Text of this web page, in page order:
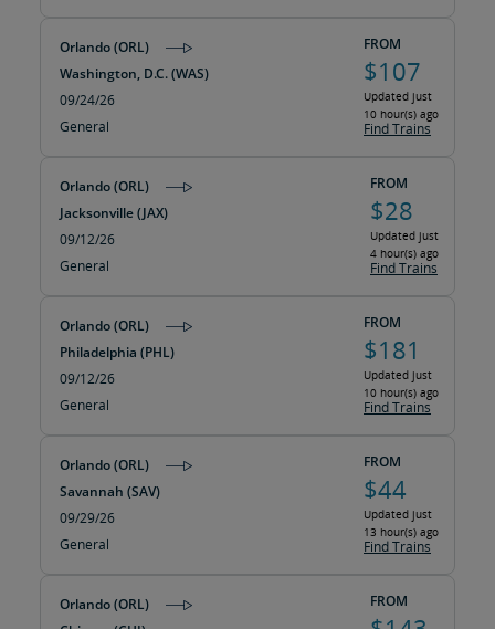
Orlando (ORL)
Washington, D.C. (WAS)
09/24/26
General
FROM
$107
Updated just
10 hour(s) ago
Find Trains
Orlando (ORL)
Jacksonville (JAX)
09/12/26
General
FROM
$28
Updated just
4 hour(s) ago
Find Trains
Orlando (ORL)
Philadelphia (PHL)
09/12/26
General
FROM
$181
Updated just
10 hour(s) ago
Find Trains
Orlando (ORL)
Savannah (SAV)
09/29/26
General
FROM
$44
Updated just
13 hour(s) ago
Find Trains
Orlando (ORL)
FROM